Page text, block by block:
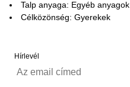
Talp anyaga: Egyéb anyagok
Célközönség: Gyerekek
Hírlevél